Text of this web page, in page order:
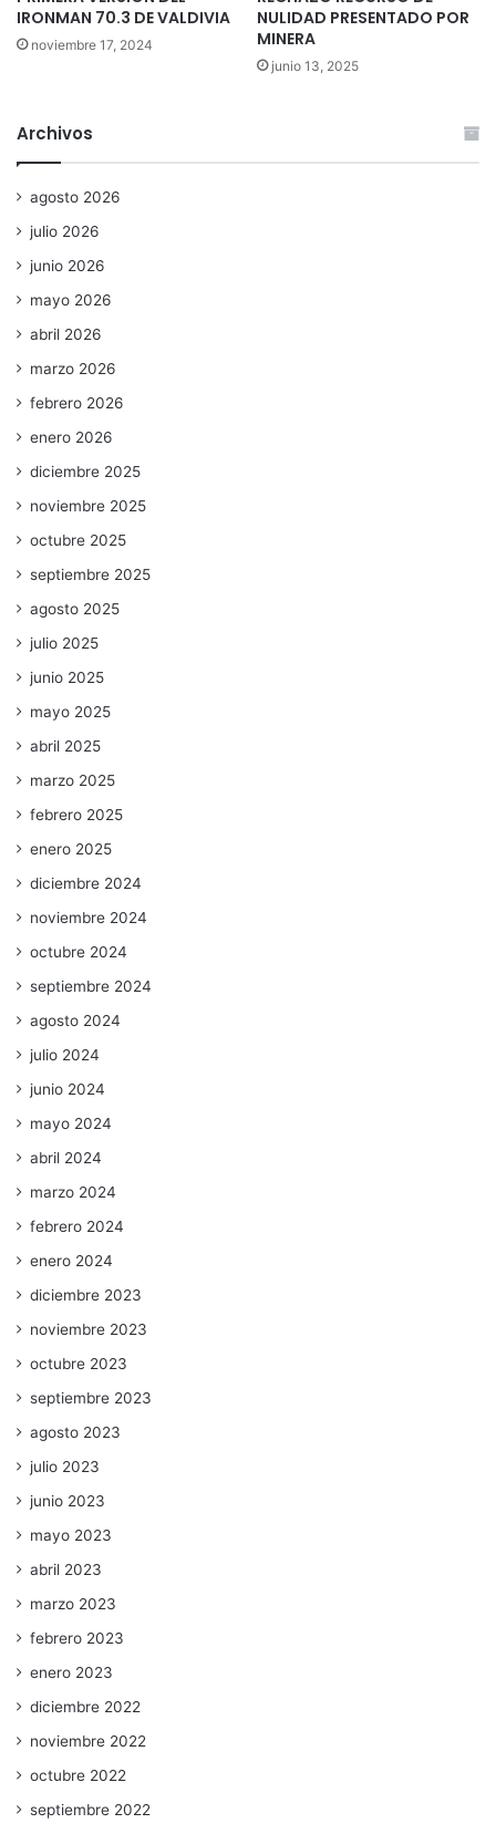
IRONMAN 70.3 DE VALDIVIA
noviembre 17, 2024
NULIDAD PRESENTADO POR
MINERA
junio 13, 2025
Archivos
agosto 2026
julio 2026
junio 2026
mayo 2026
abril 2026
marzo 2026
febrero 2026
enero 2026
diciembre 2025
noviembre 2025
octubre 2025
septiembre 2025
agosto 2025
julio 2025
junio 2025
mayo 2025
abril 2025
marzo 2025
febrero 2025
enero 2025
diciembre 2024
noviembre 2024
octubre 2024
septiembre 2024
agosto 2024
julio 2024
junio 2024
mayo 2024
abril 2024
marzo 2024
febrero 2024
enero 2024
diciembre 2023
noviembre 2023
octubre 2023
septiembre 2023
agosto 2023
julio 2023
junio 2023
mayo 2023
abril 2023
marzo 2023
febrero 2023
enero 2023
diciembre 2022
noviembre 2022
octubre 2022
septiembre 2022